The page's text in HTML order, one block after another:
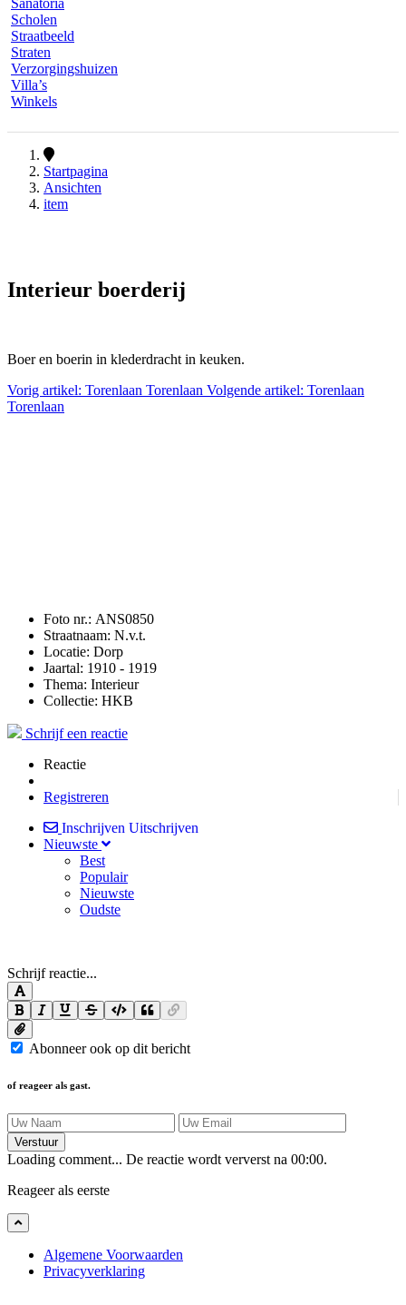
Sanatoria
Scholen
Straatbeeld
Straten
Verzorgingshuizen
Villa’s
Winkels
Startpagina
Ansichten
item
Interieur boerderij
Boer en boerin in klederdracht in keuken.
Vorig artikel: Torenlaan Torenlaan Volgende artikel: Torenlaan
Torenlaan
Foto nr.: ANS0850
Straatnaam: N.v.t.
Locatie: Dorp
Jaartal: 1910 - 1919
Thema: Interieur
Collectie: HKB
Schrijf een reactie
Reactie
Registreren
Inschrijven Uitschrijven
Nieuwste
Best
Populair
Nieuwste
Oudste
Schrijf reactie...
Abonneer ook op dit bericht
of reageer als gast.
Verstuur
Loading comment... De reactie wordt ververst na 00:00.
Reageer als eerste
Algemene Voorwaarden
Privacyverklaring